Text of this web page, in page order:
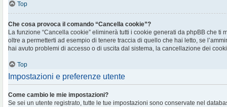
Top
Che cosa provoca il comando “Cancella cookie”?
La funzione “Cancella cookie” eliminerà tutti i cookie generati da phpBB che ti
oltre a permetterti ad esempio di tenere traccia di quello che hai letto, se
hai avuto problemi di accesso o di uscita dal sistema, la cancellazione dei
Top
Impostazioni e preferenze utente
Come cambio le mie impostazioni?
Se sei un utente registrato, tutte le tue impostazioni sono conservate nel